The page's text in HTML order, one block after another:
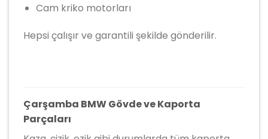
Cam kriko motorları
Hepsi çalışır ve garantili şekilde gönderilir.
Çarşamba BMW Gövde ve Kaporta
Parçaları